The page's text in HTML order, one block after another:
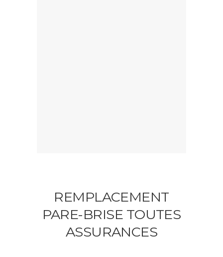
REMPLACEMENT
PARE-BRISE TOUTES
ASSURANCES